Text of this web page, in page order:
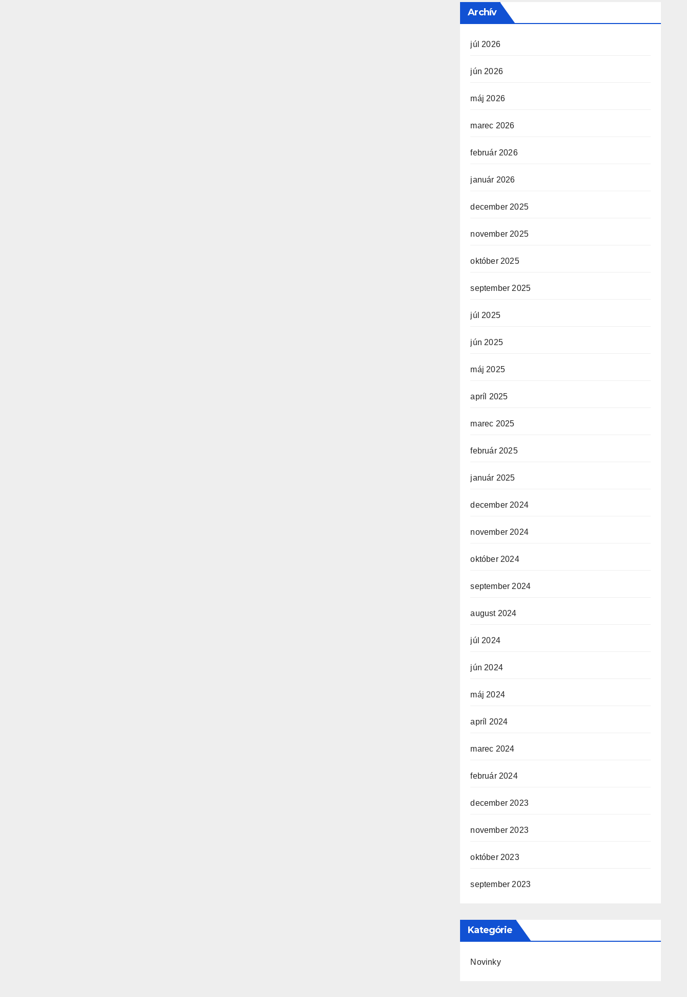
Archív
júl 2026
jún 2026
máj 2026
marec 2026
február 2026
január 2026
december 2025
november 2025
október 2025
september 2025
júl 2025
jún 2025
máj 2025
apríl 2025
marec 2025
február 2025
január 2025
december 2024
november 2024
október 2024
september 2024
august 2024
júl 2024
jún 2024
máj 2024
apríl 2024
marec 2024
február 2024
december 2023
november 2023
október 2023
september 2023
Kategórie
Novinky